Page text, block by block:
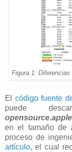
Figura 1:
El código fuente
puede
en el tamaño de
proceso de
artículo, el cual